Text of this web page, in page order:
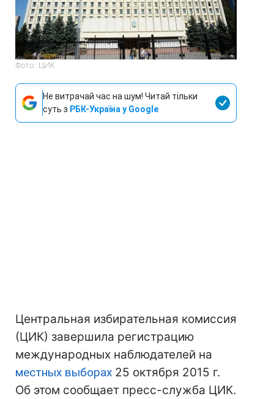
Фото: ЦИК
Не витрачай час на шум! Читай тільки
суть з РБК-Україна у Google
Центральная избирательная комиссия
(ЦИК) завершила регистрацию
международных наблюдателей на
местных выборах 25 октября 2015 г.
Об этом сообщает пресс-служба ЦИК.